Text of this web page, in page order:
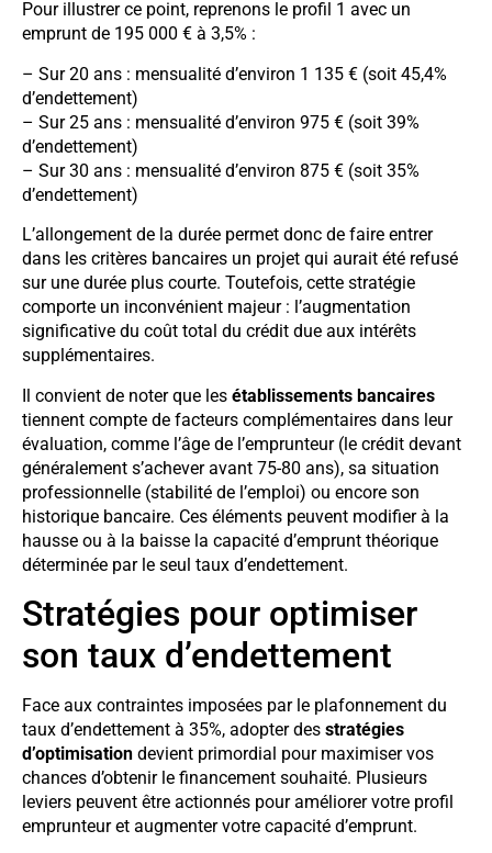
Pour illustrer ce point, reprenons le profil 1 avec un
emprunt de 195 000 € à 3,5% :
– Sur 20 ans : mensualité d’environ 1 135 € (soit 45,4%
d’endettement)
– Sur 25 ans : mensualité d’environ 975 € (soit 39%
d’endettement)
– Sur 30 ans : mensualité d’environ 875 € (soit 35%
d’endettement)
L’allongement de la durée permet donc de faire entrer
dans les critères bancaires un projet qui aurait été refusé
sur une durée plus courte. Toutefois, cette stratégie
comporte un inconvénient majeur : l’augmentation
significative du coût total du crédit due aux intérêts
supplémentaires.
Il convient de noter que les établissements bancaires
tiennent compte de facteurs complémentaires dans leur
évaluation, comme l’âge de l’emprunteur (le crédit devant
généralement s’achever avant 75-80 ans), sa situation
professionnelle (stabilité de l’emploi) ou encore son
historique bancaire. Ces éléments peuvent modifier à la
hausse ou à la baisse la capacité d’emprunt théorique
déterminée par le seul taux d’endettement.
Stratégies pour optimiser
son taux d’endettement
Face aux contraintes imposées par le plafonnement du
taux d’endettement à 35%, adopter des stratégies
d’optimisation devient primordial pour maximiser vos
chances d’obtenir le financement souhaité. Plusieurs
leviers peuvent être actionnés pour améliorer votre profil
emprunteur et augmenter votre capacité d’emprunt.